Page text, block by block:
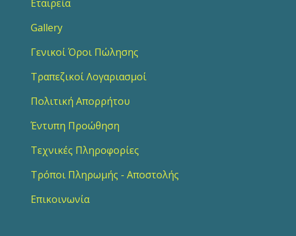
Εταιρεία
Gallery
Γενικοί Όροι Πώλησης
Τραπεζικοί Λογαριασμοί
Πολιτική Απορρήτου
Έντυπη Προώθηση
Τεχνικές Πληροφορίες
Τρόποι Πληρωμής - Αποστολής
Επικοινωνία